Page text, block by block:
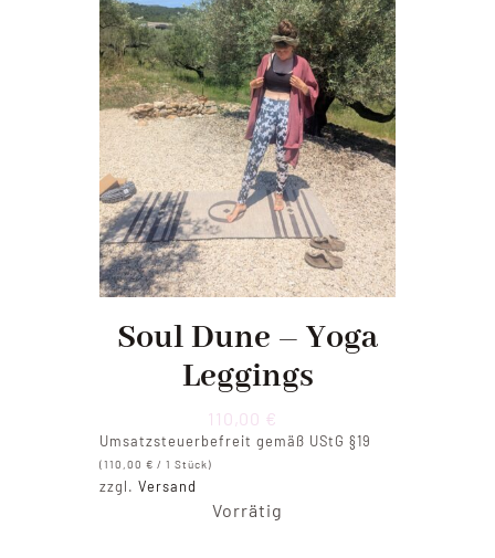
Soul Dune – Yoga
Leggings
110,00 €
Umsatzsteuerbefreit gemäß UStG §19
(110,00€ / 1 Stück)
zzgl.Versand
Vorrätig